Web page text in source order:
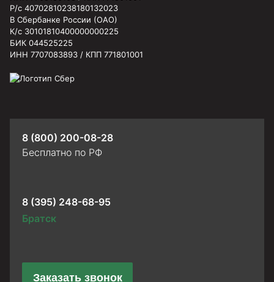
Р/с 40702810238180132023
В Сбербанке России (ОАО)
К/с 30101810400000000225
БИК 044525225
ИНН 7707083893 / КПП 771801001
8 (800) 200-08-28
Бесплатно по РФ
8 (395) 248-68-95
Братск
Заказать звонок